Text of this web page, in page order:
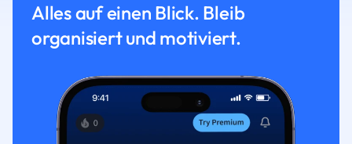
Alles auf einen Blick. Bleib
organisiert und motiviert.